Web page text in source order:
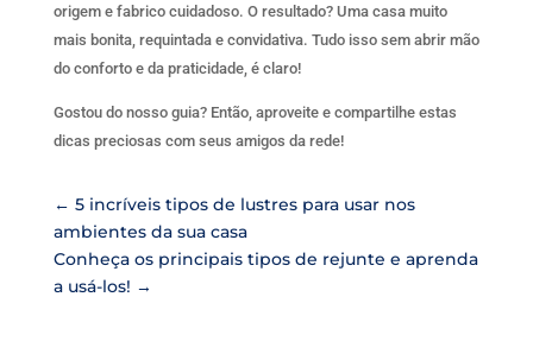
origem e fabrico cuidadoso. O resultado? Uma casa muito
mais bonita, requintada e convidativa. Tudo isso sem abrir mão
do conforto e da praticidade, é claro!
Gostou do nosso guia? Então, aproveite e compartilhe estas
dicas preciosas com seus amigos da rede!
← 5 incríveis tipos de lustres para usar nos
ambientes da sua casa
Conheça os principais tipos de rejunte e aprenda
a usá-los! →